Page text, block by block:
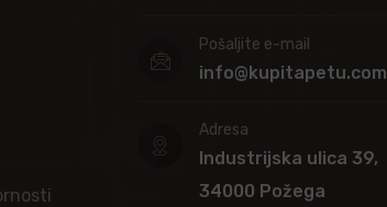
Pošaljite e-mail
info@kupitapetu.com
Adresa
Industrijska ulica 39,
34000 Požega